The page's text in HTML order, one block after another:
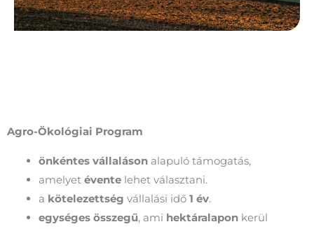
Agro-Ökológiai Program
önkéntes vállaláson alapuló támogatás,
amelyet évente lehet választani.
a kötelezettség vállalási idő 1 év.
egységes összegű, ami hektáralapon kerül